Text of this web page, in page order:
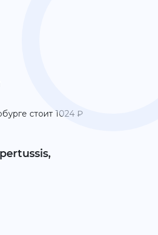
стоит 1024 ₽